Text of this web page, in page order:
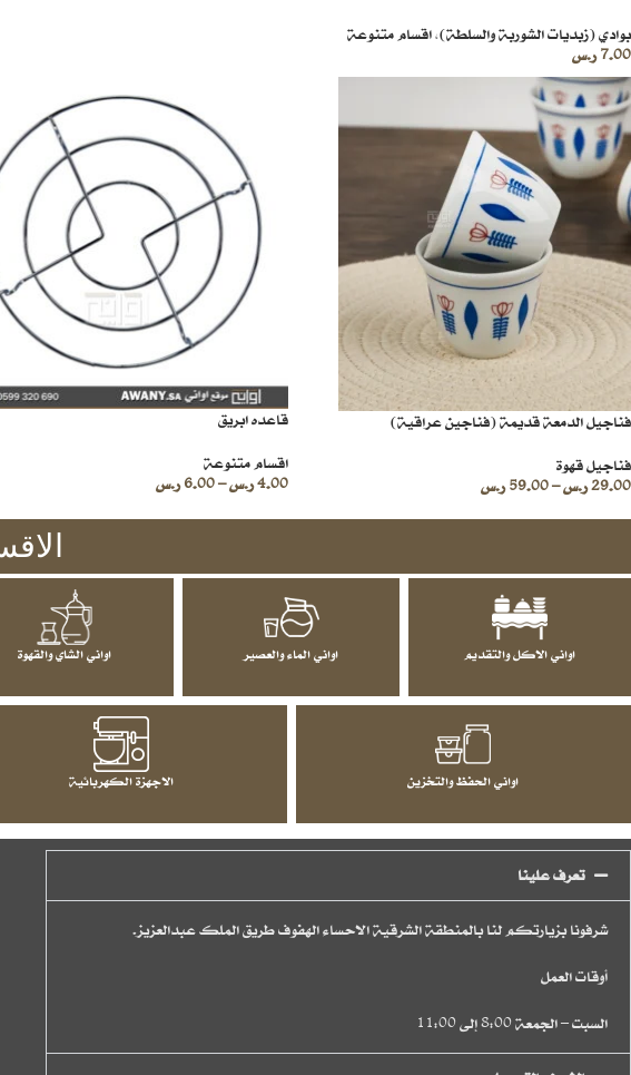
بوادي (زبديات الشوربة والسلطة),اقسام متنوعة
7.00ر.س
فناجيل الدمعة قديمة (فناجين عراقية)
فناجيل قهوة
29.00ر.س–
59.00ر.س
قاعده ابريق
اقسام متنوعة
4.00ر.س–
6.00ر.س
اواني الاكل والتقديم اواني الماء والعصير اواني الشاي والقهوة
اواني الحفظ والتخزين الاجهزة الكهربائية
تعرف علينا
شرفونا بزيارتكم لنا بالمنطقة الشرقية الاحساء الهفوف طريق الملك عبدالعزيز.
أوقات العمل
السبت – الجمعة 8:00 إلى 11:00